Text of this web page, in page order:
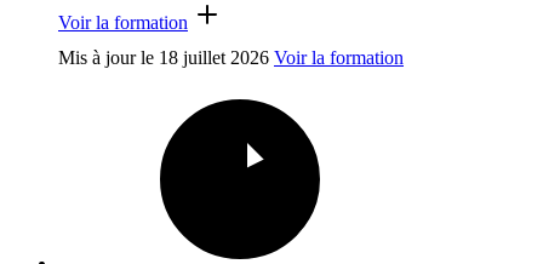
Voir la formation
Mis à jour le 18 juillet 2026 Voir la formation